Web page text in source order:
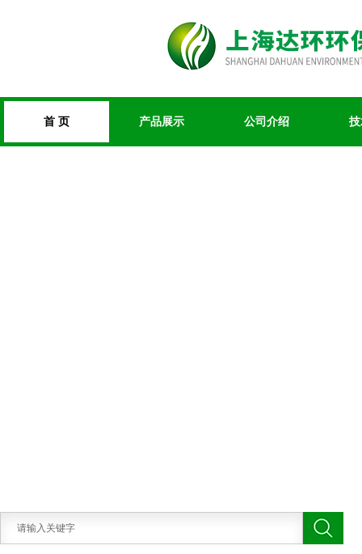
首 页 产品展示 公司介绍